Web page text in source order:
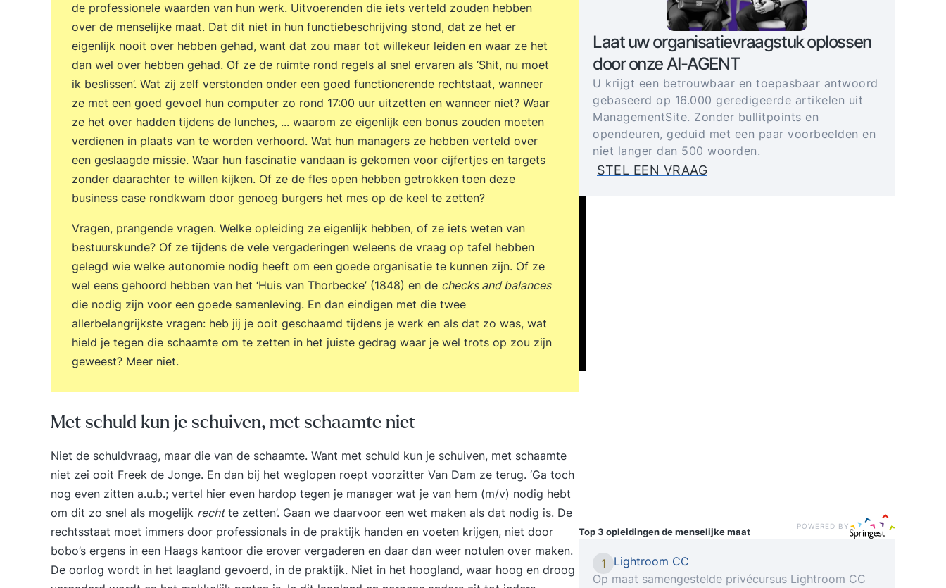
de professionele waarden van hun werk. Uitvoerenden die iets verteld zouden hebben
over de menselijke maat. Dat dit niet in hun functiebeschrijving stond, dat ze het er
eigenlijk nooit over hebben gehad, want dat zou maar tot willekeur leiden en waar ze het
dan wel over hebben gehad. Of ze de ruimte rond regels al snel ervaren als ‘Shit, nu moet
ik beslissen’. Wat zij zelf verstonden onder een goed functionerende rechtstaat, wanneer
ze met een goed gevoel hun computer zo rond 17:00 uur uitzetten en wanneer niet? Waar
ze het over hadden tijdens de lunches, ... waarom ze eigenlijk een bonus zouden moeten
verdienen in plaats van te worden verhoord. Wat hun managers ze hebben verteld over
een geslaagde missie. Waar hun fascinatie vandaan is gekomen voor cijfertjes en targets
zonder daarachter te willen kijken. Of ze de fles open hebben getrokken toen deze
business case rondkwam door genoeg burgers het mes op de keel te zetten?
Vragen, prangende vragen. Welke opleiding ze eigenlijk hebben, of ze iets weten van
bestuurskunde? Of ze tijdens de vele vergaderingen weleens de vraag op tafel hebben
gelegd wie welke autonomie nodig heeft om een goede organisatie te kunnen zijn. Of ze
wel eens gehoord hebben van het ‘Huis van Thorbecke’ (1848) en de checks and balances
die nodig zijn voor een goede samenleving. En dan eindigen met die twee
allerbelangrijkste vragen: heb jij je ooit geschaamd tijdens je werk en als dat zo was, wat
hield je tegen die schaamte om te zetten in het juiste gedrag waar je wel trots op zou zijn
geweest? Meer niet.
Met schuld kun je schuiven, met schaamte niet
Niet de schuldvraag, maar die van de schaamte. Want met schuld kun je schuiven, met schaamte
niet zei ooit Freek de Jonge. En dan bij het weglopen roept voorzitter Van Dam ze terug. ‘Ga toch
nog even zitten a.u.b.; vertel hier even hardop tegen je manager wat je van hem (m/v) nodig hebt
om dit zo snel als mogelijk rechtte zetten’. Gaan we daarvoor een wet maken als dat nodig is. De
rechtsstaat moet immers door professionals in de praktijk handen en voeten krijgen, niet door
bobo’s ergens in een Haags kantoor die erover vergaderen en daar dan weer notulen over maken.
De oorlog wordt in het laagland gevoerd, in de praktijk. Niet in het hoogland, waar hoog en droog
Laat uw organisatievraagstuk oplossen
door onze AI-AGENT
U krijgt een betrouwbaar en toepasbaar antwoord
gebaseerd op 16.000 geredigeerde artikelen uit
ManagementSite. Zonder bullitpoints en
opendeuren, geduid met een paar voorbeelden en
niet langer dan 500 woorden.
STEL EEN VRAAG
Top 3 opleidingende menselijke maat POWERED BY
1
Lightroom CC
Op maat samengestelde privécursus Lightroom CC